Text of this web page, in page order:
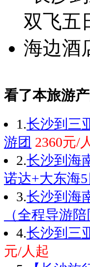
看了本旅游
1.长沙到三
游团 2360元/
2.长沙到海
诺达+大东海
3.长沙到海
（全程导游陪
4.长沙到三
元/人起